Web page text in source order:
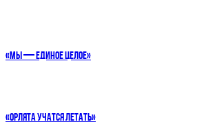
«МЫ — ЕДИНОЕ ЦЕЛОЕ»
«ОРЛЯТА УЧАТСЯ ЛЕТАТЬ»